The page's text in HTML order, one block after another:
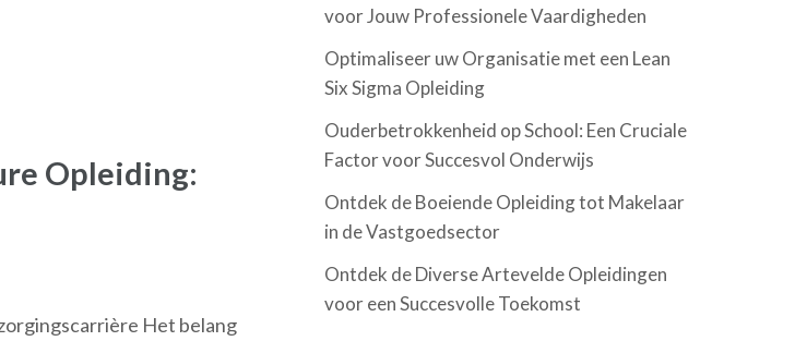
Opleiding:
Het belang
voor Jouw Professionele Vaardigheden
Optimaliseer uw Organisatie met een Lean
Six Sigma Opleiding
Ouderbetrokkenheid op School: Een Cruciale
Factor voor Succesvol Onderwijs
Ontdek de Boeiende Opleiding tot Makelaar
in de Vastgoedsector
Ontdek de Diverse Artevelde Opleidingen
voor een Succesvolle Toekomst